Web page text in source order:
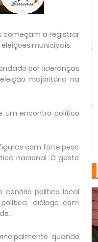
começam a registrar
municipais.
por lideranças
majoritária na
um encontro político
com forte peso
nacional. O gesto
cenário político local
diálogo com
quando